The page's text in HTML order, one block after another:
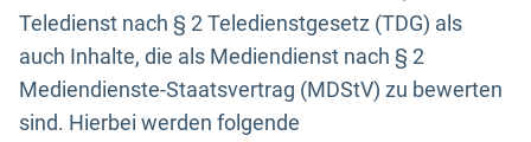
Teledienst nach § 2 Teledienstgesetz (TDG) als
auch Inhalte, die als Mediendienst nach § 2
Mediendienste-Staatsvertrag (MDStV) zu bewerten
sind. Hierbei werden folgende